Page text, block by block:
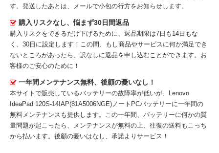
す。発送したあとは、メールで小包の行方をお知らせします。
購入リスクなし、悩まず30日間返品
購入リスクをできるだけ下げるために、返品期限は7日も14日もな
く、30日に設定します！この間、もし商品やサービスに何か満足でき
ないところがあったら、訳なしに返品を申し込むことができます。お
客様のご安心のために！
一年間メンテナンス無料、後顧の憂いなし！
本サイトで販売しているバッテリーの故障率が低いが、
Lenovo
IdeaPad 120S-14IAP(81A5006NGE)ノートPCバッテリーに一年間の
無料メンテナンスも提供します。この一年間、バッテリーに何かの質
量問題が起こったら、メンテナンスが無料の上、往復の送料もこっち
から払います。後顧の憂いはなし、承諾よりサービス！